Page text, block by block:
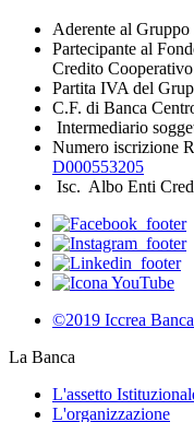
Aderente al
Partecipante al
Credito Cooperativo
Partita IVA del
C.F. di Banca
Intermediario
Numero iscrizione
D000553205
Isc. Albo Enti
©2019 Iccrea
La Banca
L'assetto
L'organizzazione